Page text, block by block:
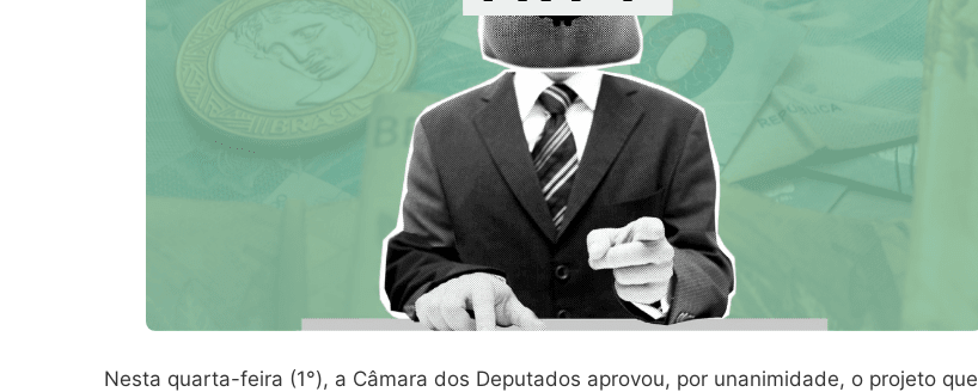
Nesta quarta-feira (1°), a Câmara dos Deputados aprovou, por unanimidade, o projeto que